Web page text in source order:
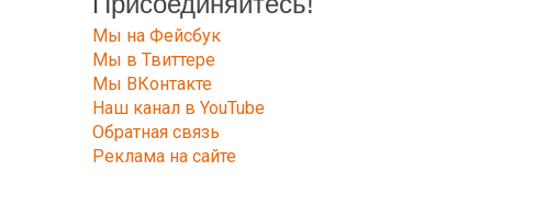
Мы на Фейсбук
Мы в Твиттере
Мы ВКонтакте
Наш канал в YouTube
Обратная связь
Реклама на сайте